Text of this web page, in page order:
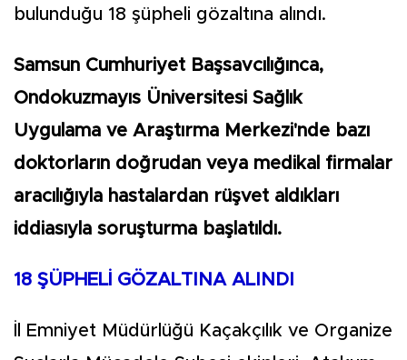
bulunduğu 18 şüpheli gözaltına alındı.
Samsun Cumhuriyet Başsavcılığınca,
Ondokuzmayıs Üniversitesi Sağlık
Uygulama ve Araştırma Merkezi'nde bazı
doktorların doğrudan veya medikal firmalar
aracılığıyla hastalardan rüşvet aldıkları
iddiasıyla soruşturma başlatıldı.
18 ŞÜPHELİ GÖZALTINA ALINDI
İl Emniyet Müdürlüğü Kaçakçılık ve Organize